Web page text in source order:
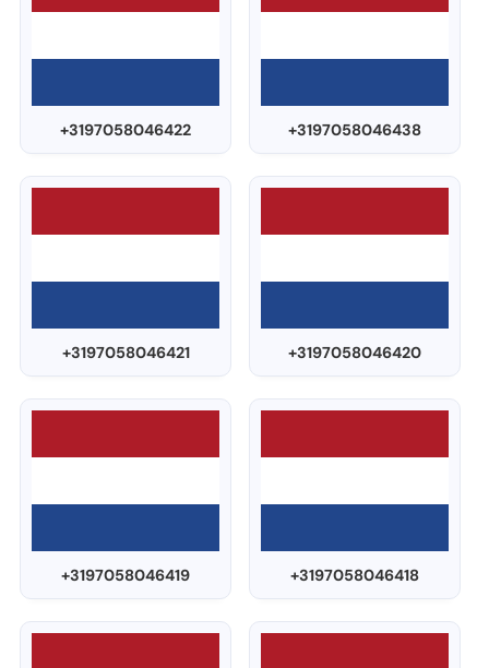
+3197058046422 +3197058046438
+3197058046421 +3197058046420
+3197058046419 +3197058046418